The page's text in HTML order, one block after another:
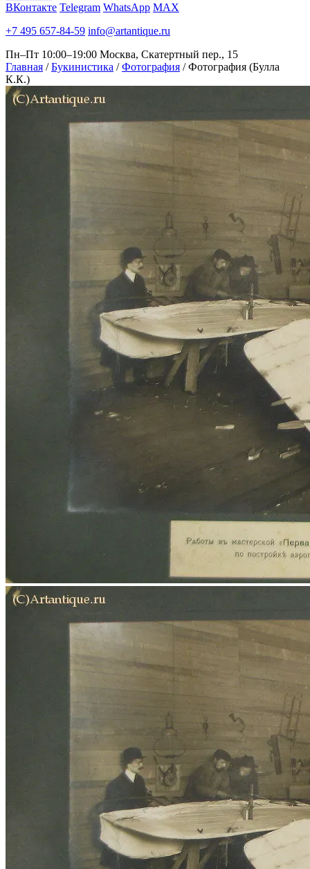
ВКонтакте Telegram WhatsApp MAX
+7 495 657-84-59 info@artantique.ru
Пн–Пт 10:00–19:00 Москва, Скатертный пер., 15
Главная / Букинистика / Фотография / Фотография (Булла
К.К.)